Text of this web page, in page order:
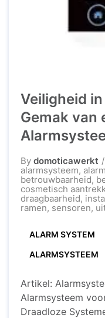
Veiligheid
Gemak van
By domoticawerkt
alarmsysteem,
betrouwbaarheid,
cosmetisch
draagbaarheid,
ramen, sensoren,
ALARM SYSTEM
ALARMSYSTEEM
Artikel:
Alarmsysteem
Draadloze